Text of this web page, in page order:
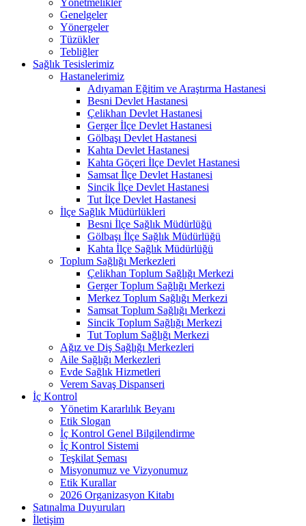
Genelgeler
Yönergeler
Tüzükler
Tebliğler
Sağlık Tesislerimiz
Hastanelerimiz
Adıyaman Eğitim ve Araştırma Hastanesi
Besni Devlet Hastanesi
Çelikhan Devlet Hastanesi
Gerger İlçe Devlet Hastanesi
Gölbaşı Devlet Hastanesi
Kahta Devlet Hastanesi
Kahta Göçeri İlçe Devlet Hastanesi
Samsat İlçe Devlet Hastanesi
Sincik İlçe Devlet Hastanesi
Tut İlçe Devlet Hastanesi
İlçe Sağlık Müdürlükleri
Besni İlçe Sağlık Müdürlüğü
Gölbaşı İlçe Sağlık Müdürlüğü
Kahta İlçe Sağlık Müdürlüğü
Toplum Sağlığı Merkezleri
Çelikhan Toplum Sağlığı Merkezi
Gerger Toplum Sağlığı Merkezi
Merkez Toplum Sağlığı Merkezi
Samsat Toplum Sağlığı Merkezi
Sincik Toplum Sağlığı Merkezi
Tut Toplum Sağlığı Merkezi
Ağız ve Diş Sağlığı Merkezleri
Aile Sağlığı Merkezleri
Evde Sağlık Hizmetleri
Verem Savaş Dispanseri
İç Kontrol
Yönetim Kararlılık Beyanı
Etik Slogan
İç Kontrol Genel Bilgilendirme
İç Kontrol Sistemi
Teşkilat Şeması
Misyonumuz ve Vizyonumuz
Etik Kurallar
2026 Organizasyon Kitabı
Satınalma Duyuruları
İletişim